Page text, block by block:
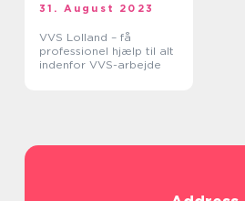
31. August 2023
VVS Lolland – få
professionel hjælp til alt
indenfor VVS-arbejde